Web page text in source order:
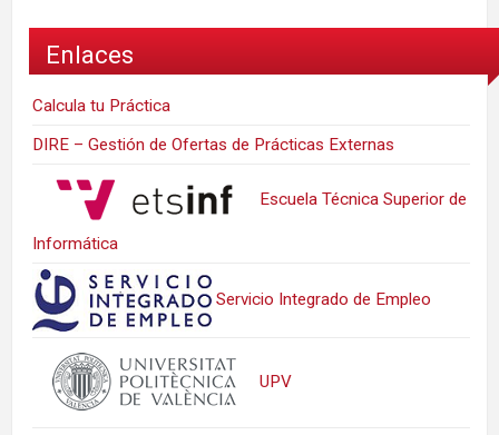
Enlaces
Calcula tu Práctica
DIRE – Gestión de Ofertas de Prácticas Externas
Escuela Técnica Superior de
Informática
Servicio Integrado de Empleo
UPV